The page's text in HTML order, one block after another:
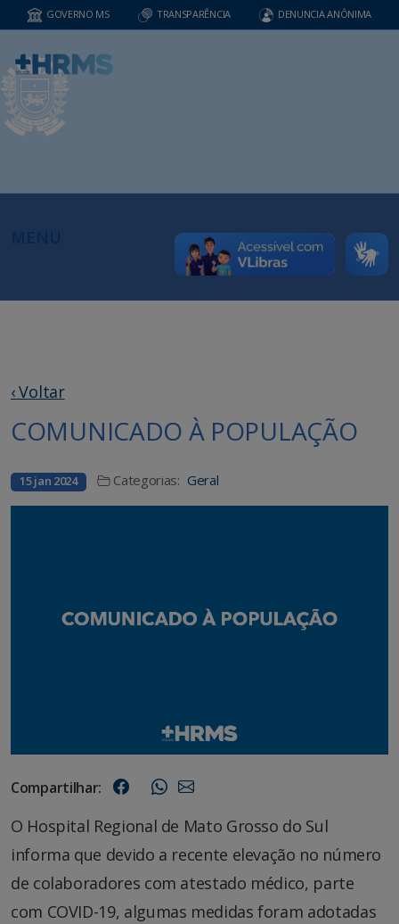
GOVERNO MS TRANSPARÊNCIA DENUNCIA ANÔNIMA
‹ Voltar
COMUNICADO À POPULAÇÃO
15 jan 2024 Categorias: Geral
Compartilhar:
O Hospital Regional de Mato Grosso do Sul
informa que devido a recente elevação no número
de colaboradores com atestado médico, parte
com COVID-19, algumas medidas foram adotadas